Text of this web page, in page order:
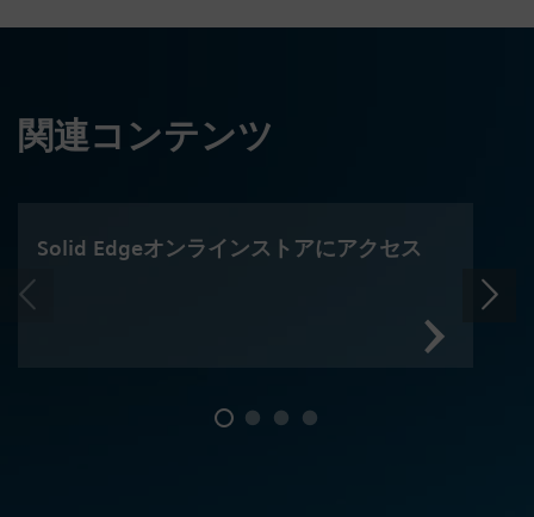
関連コンテンツ
Solid Edgeオンラインストアにアクセス